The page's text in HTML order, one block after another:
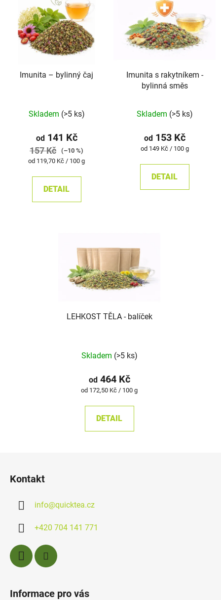
Imunita –⁠⁠⁠⁠⁠ bylinný čaj
hodnocení
produktu
5,0
5
Skladem (>5 ks)
od141 Kč
157 Kč
(–10 %)
Měrná
od 119,70 Kč / 100 g
DETAIL
Imunita s rakytníkem -
bylinná směs
Skladem (>5 ks)
od153 Kč
Měrná
od 149 Kč / 100 g
DETAIL
LEHKOST TĚLA - balíček
Skladem (>5 ks)
od464 Kč
Měrná
od 172,50 Kč / 100 g
DETAIL
Kontakt
info@quicktea.cz
+420 704 141 771
Informace pro vás